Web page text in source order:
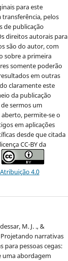
para este
pelos
de publicação
direitos autorais para
são do autor, com
sobre a primeira
somente poderão
em outras
claramente este
da publicação
sermos um
permite-se o
em aplicações
desde que citada
CC-BY da
4.0
M. J. ., &
Projetando narrativas
para pessoas cegas:
uma abordagem